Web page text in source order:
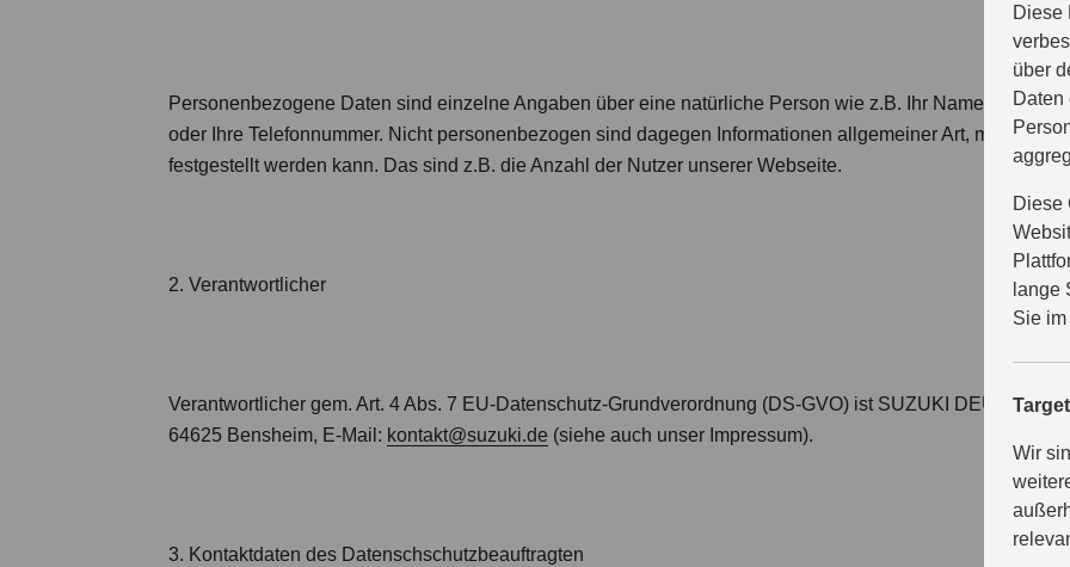
Diese
über
Daten
Diese
lange
Sie
Wir
Personenbezogene Daten sind einzelne Angaben über eine natürliche Person wie z.B. Ihr Name, Ihre
oder Ihre Telefonnummer. Nicht personenbezogen sind dagegen Informationen allgemeiner Art, mit deren
festgestellt werden kann. Das sind z.B. die Anzahl der Nutzer unserer Webseite.
2. Verantwortlicher
Verantwortlicher gem. Art. 4 Abs. 7 EU-Datenschutz-Grundverordnung (DS-GVO) ist SUZUKI
64625 Bensheim, E-Mail: kontakt@suzuki.de (siehe auch unser Impressum).
3. Kontaktdaten des Datenschschutzbeauftragten